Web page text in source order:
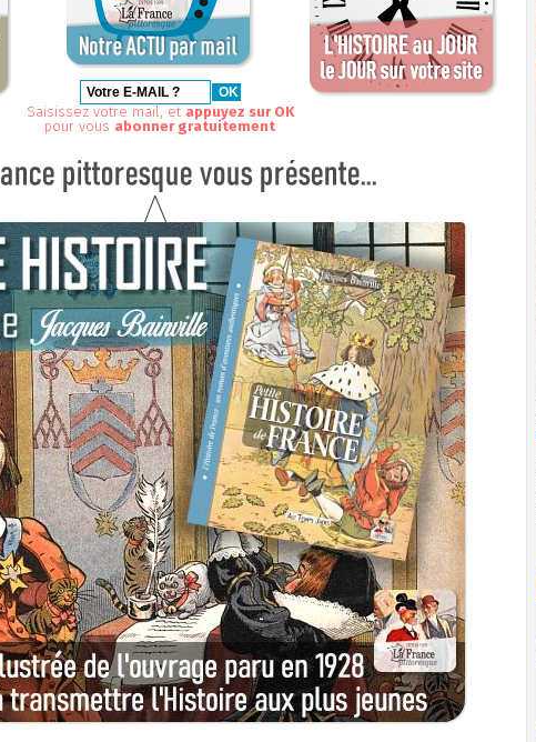
Saisissez votre mail, et appuyez sur OK
pour vous abonner gratuitement